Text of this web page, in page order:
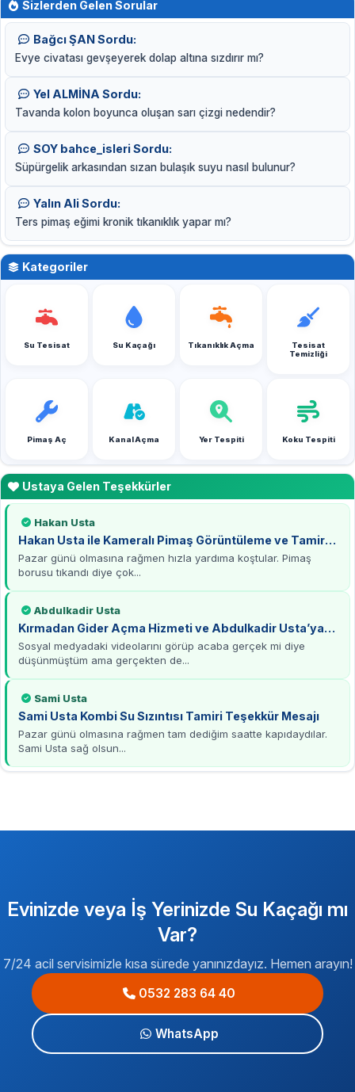
Sizlerden Gelen Sorular
Bağcı ŞAN Sordu:
Evye civatası gevşeyerek dolap altına sızdırır mı?
Yel ALMİNA Sordu:
Tavanda kolon boyunca oluşan sarı çizgi nedendir?
SOY bahce_isleri Sordu:
Süpürgelik arkasından sızan bulaşık suyu nasıl bulunur?
Yalın Ali Sordu:
Ters pimaş eğimi kronik tıkanıklık yapar mı?
Kategoriler
Su Tesisat Su Kaçağı Tıkanıklık Açma
Tesisat
Temizliği
Pimaş Aç Kanal Açma Yer Tespiti Koku Tespiti
Ustaya Gelen Teşekkürler
Hakan Usta
Hakan Usta ile Kameralı Pimaş Görüntüleme ve Tamirat
Deneyimi
Pazar günü olmasına rağmen hızla yardıma koştular. Pimaş
borusu tıkandı diye çok...
Abdulkadir Usta
Kırmadan Gider Açma Hizmeti ve Abdulkadir Usta’ya
Teşekkürler
Sosyal medyadaki videolarını görüp acaba gerçek mi diye
düşünmüştüm ama gerçekten de...
Sami Usta
Sami Usta Kombi Su Sızıntısı Tamiri Teşekkür Mesajı
Pazar günü olmasına rağmen tam dediğim saatte kapıdaydılar.
Sami Usta sağ olsun...
Evinizde veya İş Yerinizde Su Kaçağı mı
Var?
7/24 acil servisimizle kısa sürede yanınızdayız. Hemen arayın!
0532 283 64 40
WhatsApp